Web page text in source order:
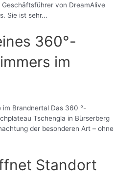
von DreamAlive
Sie ist sehr...
360°-
im
im Brandnertal Das 360 °-
Tschengla in Bürserberg
der besonderen Art – ohne
Standort